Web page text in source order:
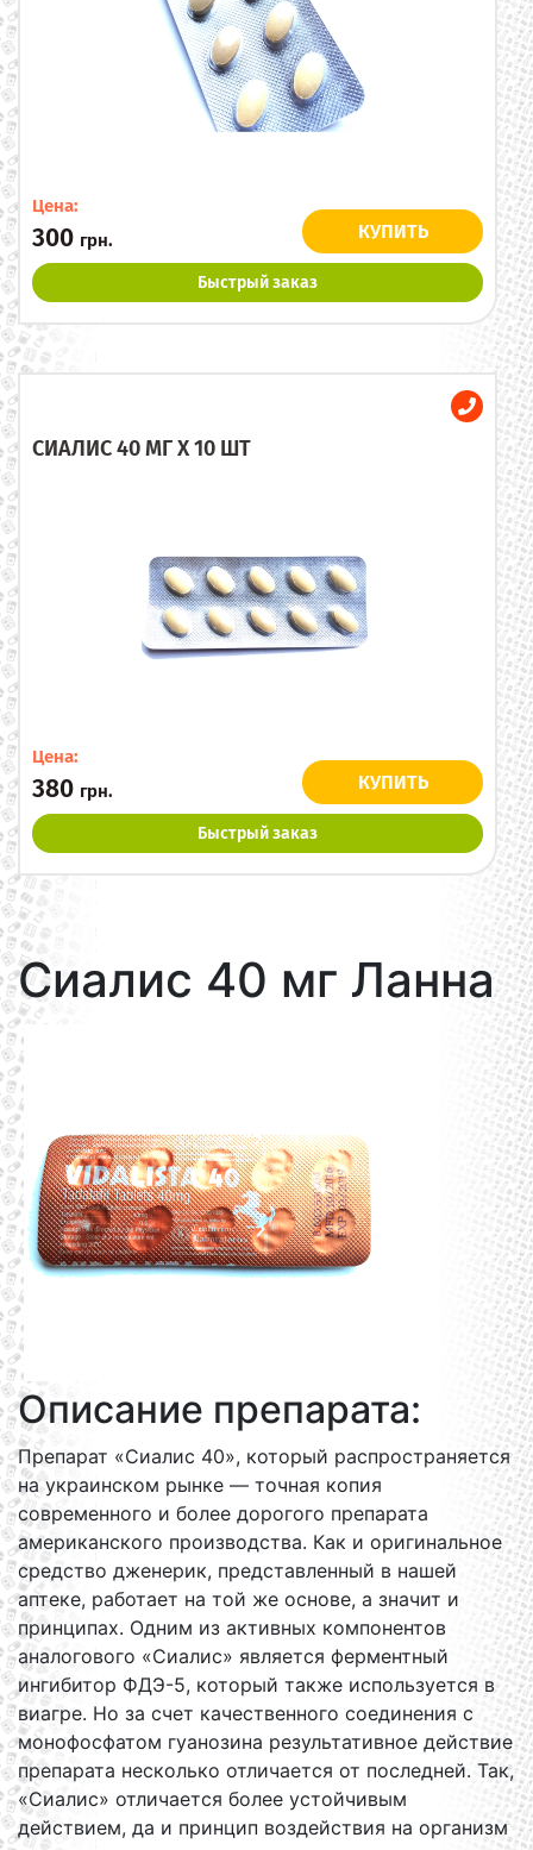
Цена:
300 грн. КУПИТЬ
Быстрый заказ
СИАЛИС 40 МГ X 10 ШТ
Цена:
380 грн. КУПИТЬ
Быстрый заказ
Сиалис 40 мг Ланна
Описание препарата:
Препарат «Сиалис 40», который распространяется
на украинском рынке — точная копия
современного и более дорогого препарата
американского производства. Как и оригинальное
средство дженерик, представленный в нашей
аптеке, работает на той же основе, а значит и
принципах. Одним из активных компонентов
аналогового «Сиалис» является ферментный
ингибитор ФДЭ-5, который также используется в
виагре. Но за счет качественного соединения с
монофосфатом гуанозина результативное действие
препарата несколько отличается от последней. Так,
«Сиалис» отличается более устойчивым
действием, да и принцип воздействия на организм